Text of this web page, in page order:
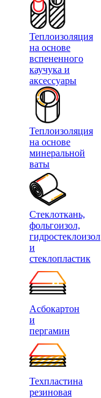
Теплоизоляция
на основе
вспененного
каучука и
аксессуары
Теплоизоляция
на основе
минеральной
ваты
Стеклоткань,
фольгоизол,
гидростеклоизол
и
стеклопластик
Асбокартон
и
пергамин
Техпластина
резиновая